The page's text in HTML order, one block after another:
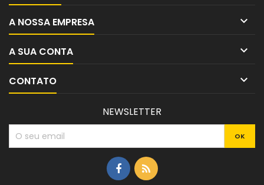
A NOSSA EMPRESA 
A SUA CONTA 
CONTATO 
NEWSLETTER